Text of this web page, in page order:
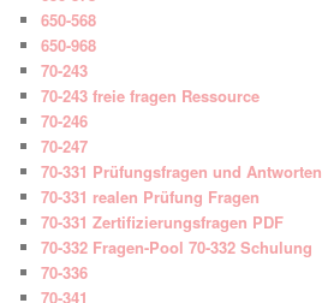
650-568
650-968
70-243
70-243 freie fragen Ressource
70-246
70-247
70-331 Prüfungsfragen und Antworten
70-331 realen Prüfung Fragen
70-331 Zertifizierungsfragen PDF
70-332 Fragen-Pool 70-332 Schulung
70-336
70-341